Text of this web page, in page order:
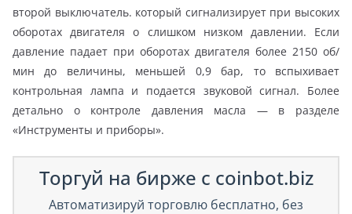
второй выключатель. который сигнализирует при высоких
оборотах двигателя о слишком низком давлении. Если
давление падает при оборотах двигателя более 2150 об/
мин до величины, меньшей 0,9 бар, то вспыхивает
контрольная лампа и подается звуковой сигнал. Более
детально о контроле давления масла — в разделе
«Инструменты и приборы».
Торгуй на бирже с coinbot.biz
Автоматизируй торговлю бесплатно, без